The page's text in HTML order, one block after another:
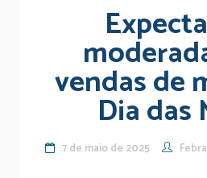
vendas de
Dia das
7 de maio de 2025